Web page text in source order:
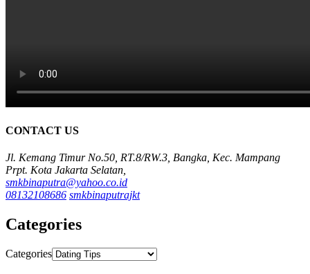
CONTACT US
Jl. Kemang Timur No.50, RT.8/RW.3, Bangka, Kec. Mampang
Prpt. Kota Jakarta Selatan,
smkbinaputra@yahoo.co.id
08132108686 smkbinaputrajkt
Categories
Categories